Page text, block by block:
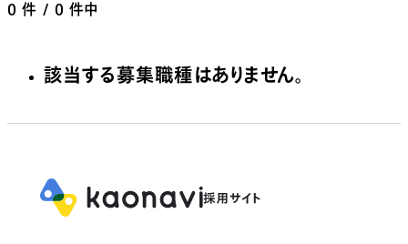
0 件 / 0 件中
該当する募集職種はありません。